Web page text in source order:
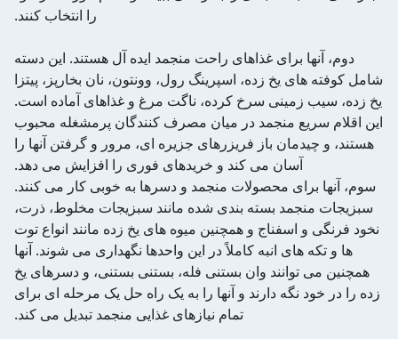
را انتخاب کنند.
دوم، آنها برای غذاهای راحت منجمد ایده آل هستند. این دسته
شامل کوفته های یخ زده، اسپرینگ رول، وونتون، نان بخارپز، پیتزا
یخ زده، سیب زمینی سرخ کرده، ناگت مرغ و غذاهای آماده است.
این اقلام سریع منجمد در میان مصرف کنندگان پرمشغله محبوب
هستند، و چیدمان باز فریزرهای جزیره ای، مرور و گرفتن آنها را
آسان می کند و خریدهای فوری را افزایش می دهد.
سوم، آنها برای محصولات منجمد و دسرها به خوبی کار می کنند.
سبزیجات منجمد بسته بندی شده مانند سبزیجات مخلوط، ذرت،
نخود فرنگی و اسفناج و همچنین میوه های یخ زده مانند انواع توت
ها و تکه های انبه کاملاً در این واحدها نگهداری می شوند. آنها
همچنین می توانند وان بستنی فله، بستنی بستنی، و دسرهای یخ
زده را در خود نگه دارند و آنها را به یک راه حل یک مرحله ای برای
تمام نیازهای غذایی منجمد تبدیل می کند.